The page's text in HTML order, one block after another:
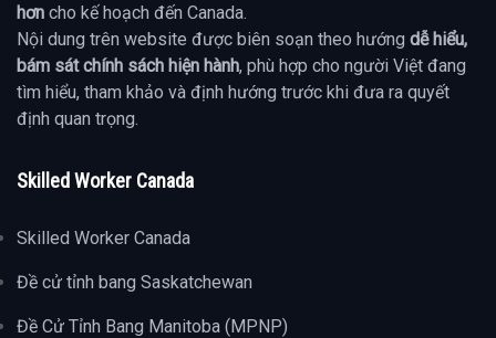
hơn cho kế hoạch đến Canada.
Nội dung trên website được biên soạn theo hướng dễ hiểu,
bám sát chính sách hiện hành, phù hợp cho người Việt đang
tìm hiểu, tham khảo và định hướng trước khi đưa ra quyết
định quan trọng.
Skilled Worker Canada
Skilled Worker Canada
Đề cử tỉnh bang Saskatchewan
Đề Cử Tỉnh Bang Manitoba (MPNP)